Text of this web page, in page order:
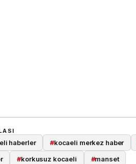
haberler #kocaeli merkez haber
#korkusuz kocaeli #manset